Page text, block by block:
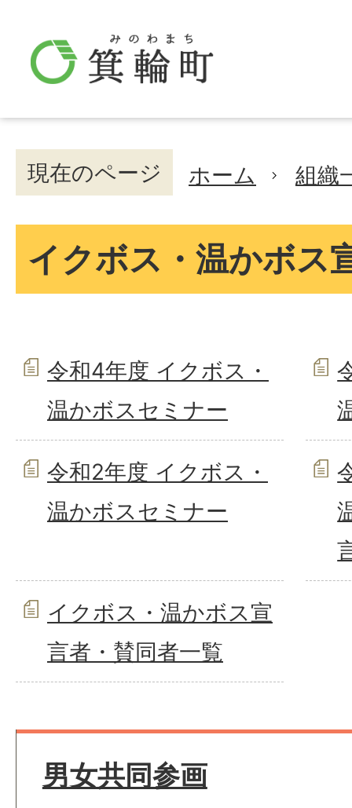
現在のページ ホーム 組織
イクボス・温かボス
令和4年度 イクボス・
温かボスセミナー
令和2年度 イクボス・
温かボスセミナー
イクボス・温かボス宣
言者・賛同者一覧
男女共同参画